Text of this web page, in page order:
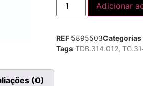
Adicionar
REF 5895503Categorias
Tags TDB.314.012,
(0)